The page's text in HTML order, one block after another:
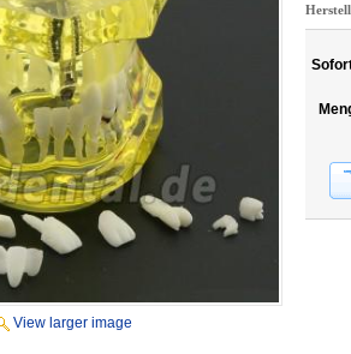
View larger image